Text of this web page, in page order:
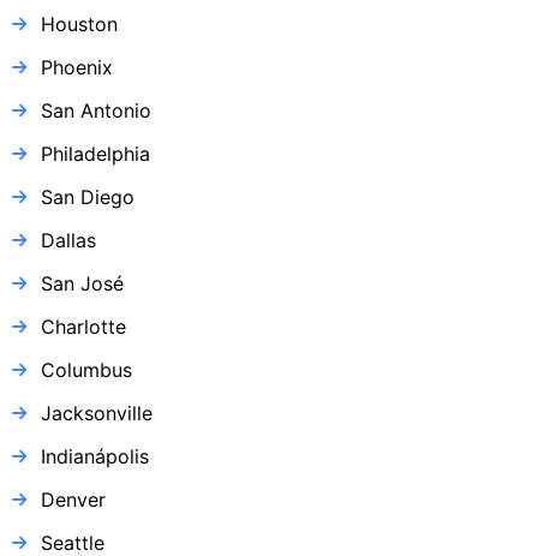
Houston
Phoenix
San Antonio
Philadelphia
San Diego
Dallas
San José
Charlotte
Columbus
Jacksonville
Indianápolis
Denver
Seattle